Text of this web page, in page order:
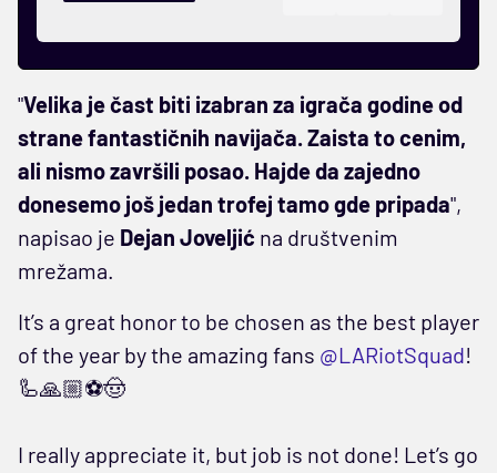
"Velika je čast biti izabran za igrača godine od
strane fantastičnih navijača. Zaista to cenim,
ali nismo završili posao. Hajde da zajedno
donesemo još jedan trofej tamo gde pripada",
napisao je Dejan Joveljić na društvenim
mrežama.
It’s a great honor to be chosen as the best player
of the year by the amazing fans @LARiotSquad!
🦾🙏🏼⚽️🤠
I really appreciate it, but job is not done! Let’s go